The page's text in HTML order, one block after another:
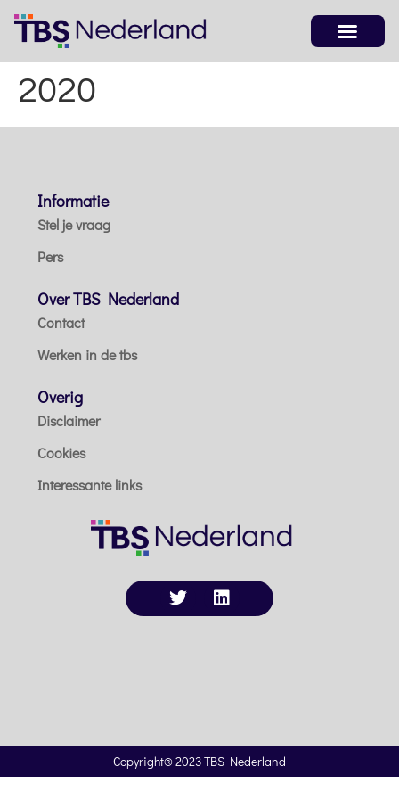
2020
Informatie
Stel je vraag
Pers
Over TBS Nederland
Contact
Werken in de tbs
Overig
Disclaimer
Cookies
Interessante links
Copyright® 2023 TBS Nederland